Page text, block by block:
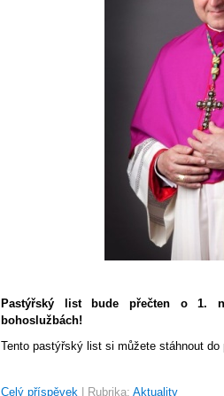
Pastýřský list bude přečten o 1.
bohoslužbách!
Tento pastýřský list si můžete stáhnout
Celý příspěvek Rubrika: Aktuality